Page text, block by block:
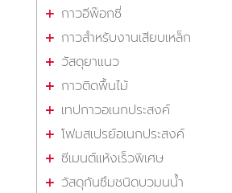
กาวอีพ๊อกซี่
กาวสำหรับงานเสียบเหล็ก
วัสดุยาแนว
กาวติดพื้นไม้
เทปกาวอเนกประสงค์
โฟมสเปรย์อเนกประสงค์
ซีเมนต์แห้งเร็วพิเศษ
วัสดุกันซึมชนิดบวมนน้ำ